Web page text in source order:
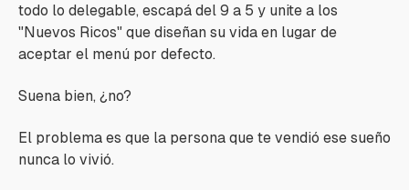
todo lo delegable, escapá del 9 a 5 y unite a los
"Nuevos Ricos" que diseñan su vida en lugar de
aceptar el menú por defecto.
Suena bien, ¿no?
El problema es que la persona que te vendió ese sueño
nunca lo vivió.